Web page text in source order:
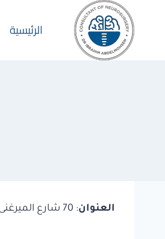
المحتوى
الرئيسية
العنوان: 70 شارع الميرغنى – عمارة مطعم الدهان – مصر الجديدة – القاهرة – مصر